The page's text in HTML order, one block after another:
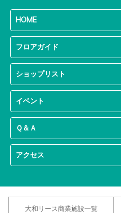
HOME
フロアガイド
ショップリスト
イベント
Ｑ＆Ａ
アクセス
大和リース商業施設一覧